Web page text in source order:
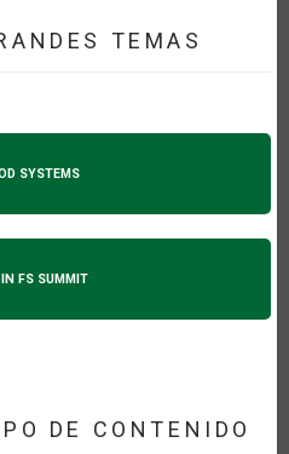
TEMAS
SYSTEMS
FS SUMMIT
DE CONTENIDO